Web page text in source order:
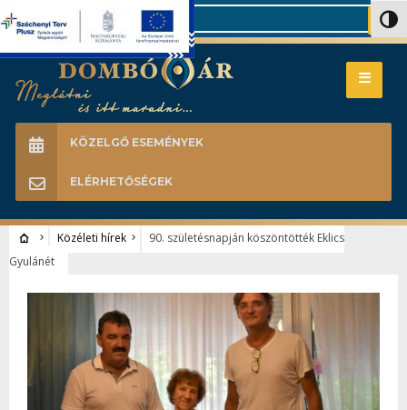
Search
KÖZELGŐ ESEMÉNYEK
ELÉRHETŐSÉGEK
Közéleti hírek
90. születésnapján köszöntötték Eklics
Gyulánét